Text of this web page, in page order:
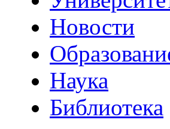
Новости
Наука
Библиотека